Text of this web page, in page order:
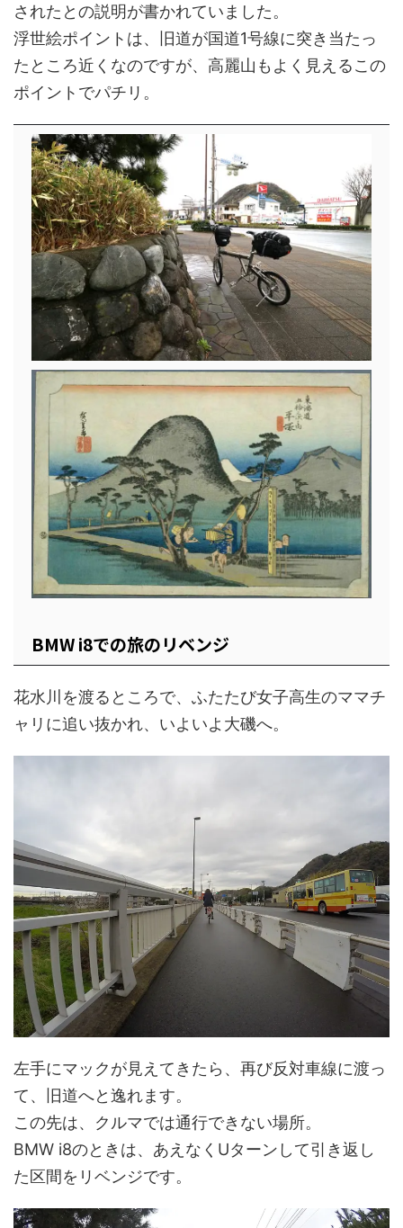
されたとの説明が書かれていました。
浮世絵ポイントは、旧道が国道1号線に突き当たっ
たところ近くなのですが、高麗山もよく見えるこの
ポイントでパチリ。
BMW i8での旅のリベンジ
花水川を渡るところで、ふたたび女子高生のママチ
ャリに追い抜かれ、いよいよ大磯へ。
左手にマックが見えてきたら、再び反対車線に渡っ
て、旧道へと逸れます。
この先は、クルマでは通行できない場所。
BMW i8のときは、あえなくUターンして引き返し
た区間をリベンジです。